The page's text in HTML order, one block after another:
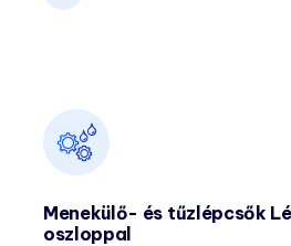
Menekülő- és tűzlépcsők
oszloppal